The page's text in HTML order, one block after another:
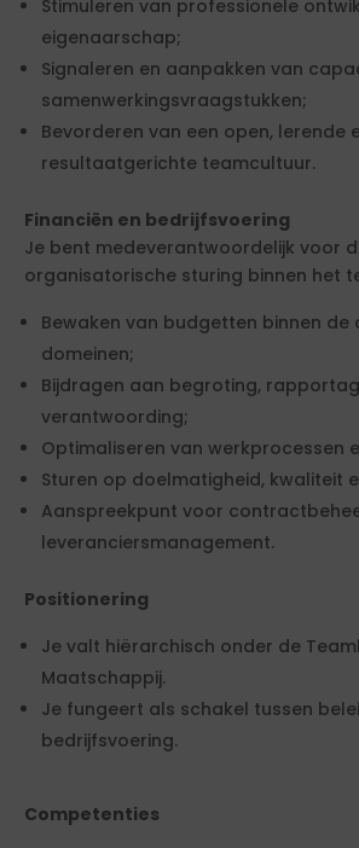
Stimuleren van professionele
eigenaarschap;
Signaleren en aanpakken van
samenwerkingsvraagstukken;
Bevorderen van een open, lerende
resultaatgerichte teamcultuur.
Financiën en bedrijfsvoering
Je bent medeverantwoordelijk voor
organisatorische sturing binnen het
Bewaken van budgetten binnen de
domeinen;
Bijdragen aan begroting,
verantwoording;
Optimaliseren van werkprocessen
Sturen op doelmatigheid, kwaliteit
Aanspreekpunt voor
leveranciersmanagement.
Positionering
Je valt hiërarchisch onder de
Maatschappij.
Je fungeert als schakel tussen
bedrijfsvoering.
Competenties